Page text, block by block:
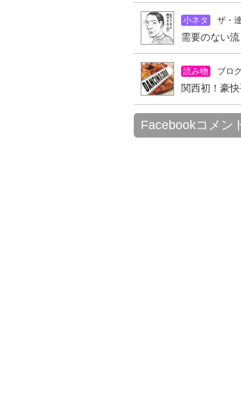
小ネタ ザ・
需要のない
読み物 ブロ
関西初！豪
Facebookコメン